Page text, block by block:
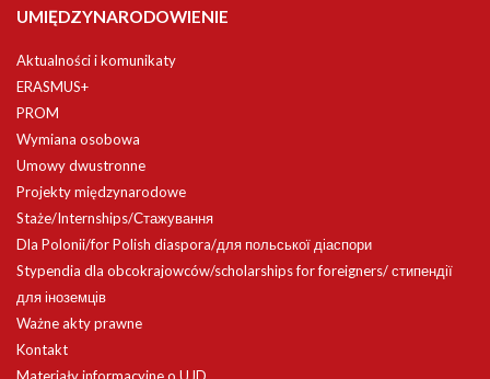
UMIĘDZYNARODOWIENIE
Aktualności i komunikaty
ERASMUS+
PROM
Wymiana osobowa
Umowy dwustronne
Projekty międzynarodowe
Staże/Internships/Стажування
Dla Polonii/for Polish diaspora/для польської діаспори
Stypendia dla obcokrajowców/scholarships for foreigners/ стипендії
для іноземців
Ważne akty prawne
Kontakt